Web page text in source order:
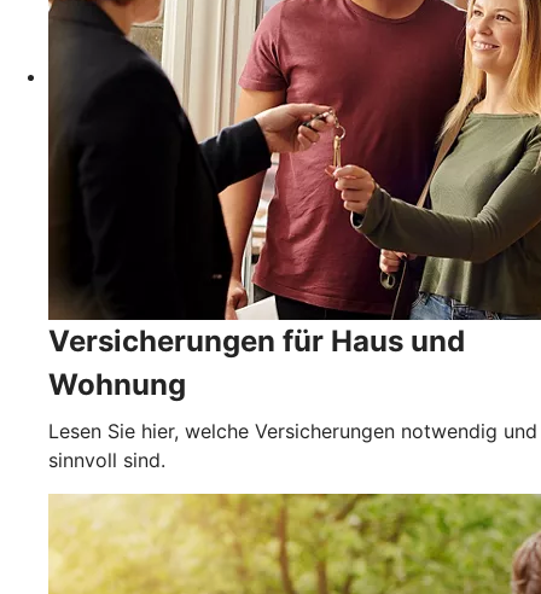
Versicherungen für Haus und
Wohnung
Lesen Sie hier, welche Versicherungen notwendig und
sinnvoll sind.